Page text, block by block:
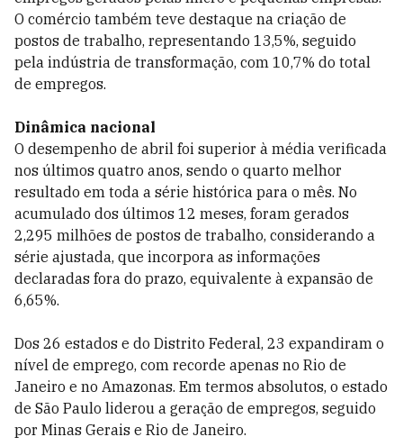
O comércio também teve destaque na criação de
postos de trabalho, representando 13,5%, seguido
pela indústria de transformação, com 10,7% do total
de empregos.
Dinâmica nacional
O desempenho de abril foi superior à média verificada
nos últimos quatro anos, sendo o quarto melhor
resultado em toda a série histórica para o mês. No
acumulado dos últimos 12 meses, foram gerados
2,295 milhões de postos de trabalho, considerando a
série ajustada, que incorpora as informações
declaradas fora do prazo, equivalente à expansão de
6,65%.
Dos 26 estados e do Distrito Federal, 23 expandiram o
nível de emprego, com recorde apenas no Rio de
Janeiro e no Amazonas. Em termos absolutos, o estado
de São Paulo liderou a geração de empregos, seguido
por Minas Gerais e Rio de Janeiro.